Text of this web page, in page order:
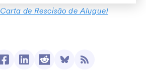
de Rescisão de Aluguel